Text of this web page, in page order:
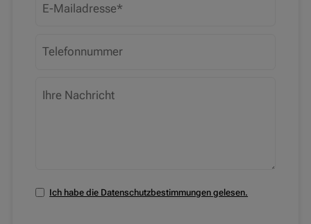
Ich habe die Datenschutzbestimmungen gelesen.